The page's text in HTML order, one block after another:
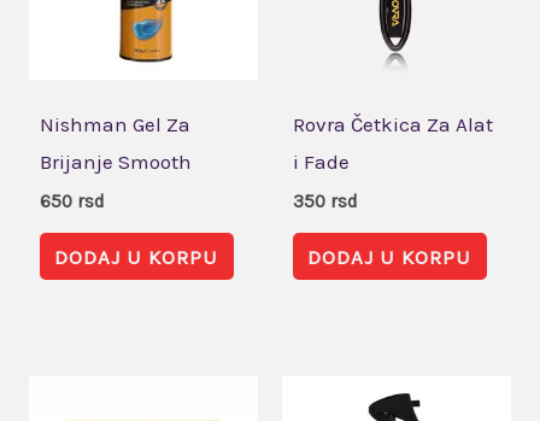
Nishman Gel Za
Brijanje Smooth
650 rsd
DODAJ U KORPU
Rovra Četkica Za Alat
i Fade
350 rsd
DODAJ U KORPU